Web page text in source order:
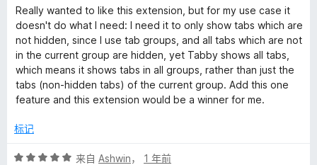
5
分
1
/
5
Really wanted to like this extension, but for my use case it
doesn't do what I need: I need it to only show tabs which are
not hidden, since I use tab groups, and all tabs which are not
in the current group are hidden, yet Tabby shows all tabs,
which means it shows tabs in all groups, rather than just the
tabs (non-hidden tabs) of the current group. Add this one
feature and this extension would be a winner for me.
标记
评
来自 Ashwin， 1 年前